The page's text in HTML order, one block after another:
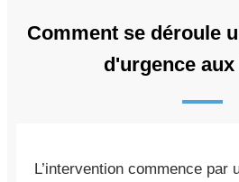
Comment se déroule
d'urgence
L’intervention commence par